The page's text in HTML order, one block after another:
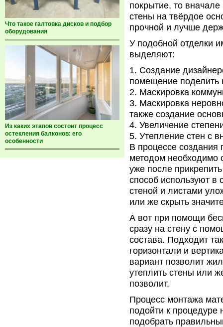
Что такое галтовка дисков и подбор
оборудования
Из каких этапов состоит процесс
остекления балконов: его
особенности
покрытие, то
стены на твёрдое
прочной и лучше
У подобной отделки
выделяют:
Создание
помещение поделить
Маскировка
Маскировка
также создание
Увеличение
Утепление стен с
В процессе создания
методом необходимо
уже после
способ используют в
стеной и листами
или же скрыть
А вот при помощи
сразу на стену с
состава. Подходит
горизонтали и
вариант позволит
утеплить стены или
позволит.
Процесс монтажа
подойти к процедуре
подобрать